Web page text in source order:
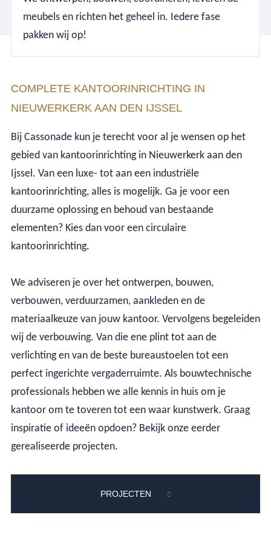
meubels en richten het geheel in. Iedere fase
pakken wij op!
COMPLETE KANTOORINRICHTING IN
NIEUWERKERK AAN DEN IJSSEL
Bij Cassonade kun je terecht voor al je wensen op het
gebied van kantoorinrichting in Nieuwerkerk aan den
Ijssel. Van een luxe- tot aan een industriële
kantoorinrichting, alles is mogelijk. Ga je voor een
duurzame oplossing en behoud van bestaande
elementen? Kies dan voor een circulaire
kantoorinrichting.
We adviseren je over het ontwerpen, bouwen,
verbouwen, verduurzamen, aankleden en de
materiaalkeuze van jouw kantoor. Vervolgens begeleiden
wij de verbouwing. Van die ene plint tot aan de
verlichting en van de beste bureaustoelen tot een
perfect ingerichte vergaderruimte. Als bouwtechnische
professionals hebben we alle kennis in huis om je
kantoor om te toveren tot een waar kunstwerk. Graag
inspiratie of ideeën opdoen? Bekijk onze eerder
gerealiseerde projecten.
PROJECTEN